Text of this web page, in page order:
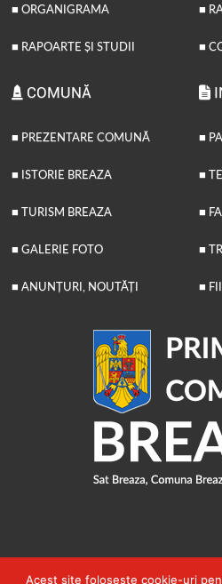
Acest site foloseste cookie-uri
■ ORGANIGRAMA
■ RAPOARTE ȘI STUDII
■
■
COMUNĂ
■ PREZENTARE COMUNĂ
■ ISTORIE BREAZA
■ TURISM BREAZA
■ GALERIE FOTO
■ ANUNȚURI, NOUTĂȚI
■
■
■
■
■